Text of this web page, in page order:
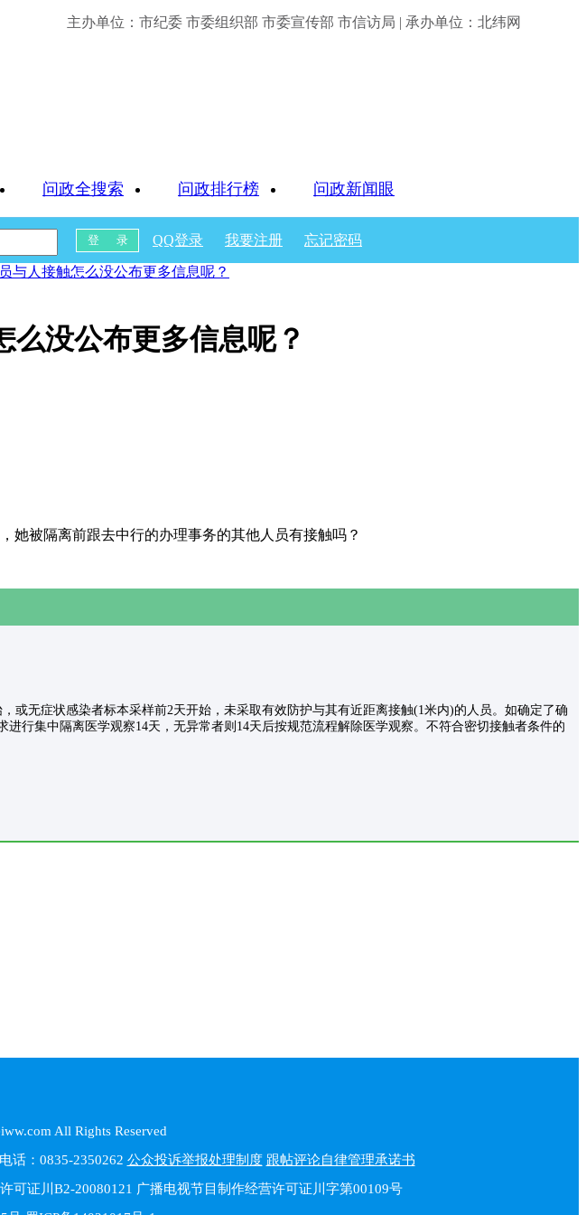
主办单位：市纪委 市委组织部 市委宣传部 市信访局 | 承办单位：北纬网
问政全搜索 问政排行榜 问政新闻眼
QQ登录 我要注册 忘记密码
与人接触怎么没公布更多信息呢？
么没公布更多信息呢？
她被隔离前跟去中行的办理事务的其他人员有接触吗？
无症状感染者标本采样前2天开始，未采取有效防护与其有近距离接触(1米内)的人员。如确定了确
行集中隔离医学观察14天，无异常者则14天后按规范流程解除医学观察。不符合密切接触者条件的
All Rights Reserved
话：0835-2350262 公众投诉举报处理制度 跟帖评论自律管理承诺书
可证川B2-20080121 广播电视节目制作经营许可证川字第00109号